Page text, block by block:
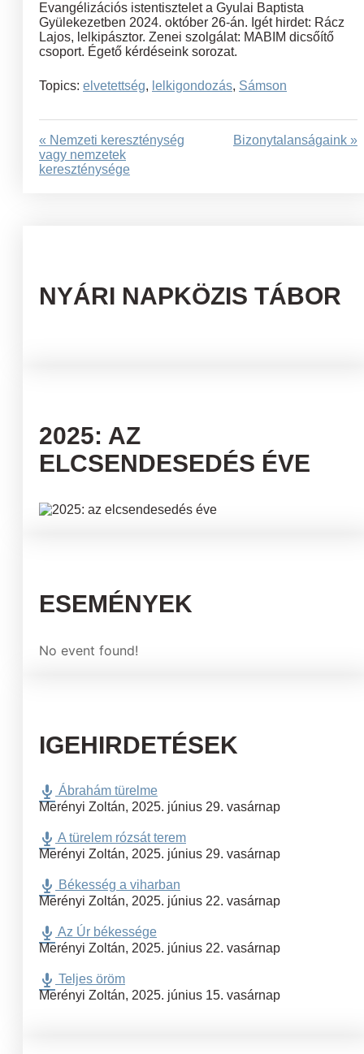
Evangélizációs istentisztelet a Gyulai Baptista
Gyülekezetben 2024. október 26-án. Igét hirdet: Rácz
Lajos, lelkipásztor. Zenei szolgálat: MABIM dicsőítő
csoport. Égető kérdéseink sorozat.
Topics: elvetettség, lelkigondozás, Sámson
« Nemzeti kereszténység
vagy nemzetek
kereszténysége
Bizonytalanságaink »
NYÁRI NAPKÖZIS TÁBOR
2025: AZ
ELCSENDESEDÉS ÉVE
ESEMÉNYEK
No event found!
IGEHIRDETÉSEK
Ábrahám türelme
Merényi Zoltán, 2025. június 29. vasárnap
A türelem rózsát terem
Merényi Zoltán, 2025. június 29. vasárnap
Békesség a viharban
Merényi Zoltán, 2025. június 22. vasárnap
Az Úr békessége
Merényi Zoltán, 2025. június 22. vasárnap
Teljes öröm
Merényi Zoltán, 2025. június 15. vasárnap